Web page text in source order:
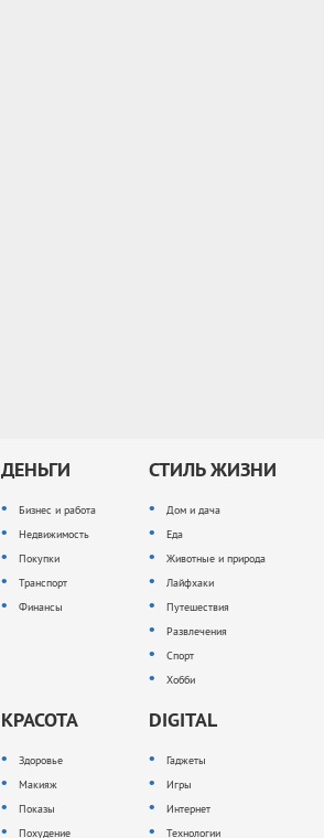
ДЕНЬГИ
Бизнес и работа
Недвижимость
Покупки
Транспорт
Финансы
СТИЛЬ ЖИЗНИ
Дом и дача
Еда
Животные и природа
Лайфхаки
Путешествия
Развлечения
Спорт
Хобби
КРАСОТА
Здоровье
Макияж
Показы
Похудение
DIGITAL
Гаджеты
Игры
Интернет
Технологии